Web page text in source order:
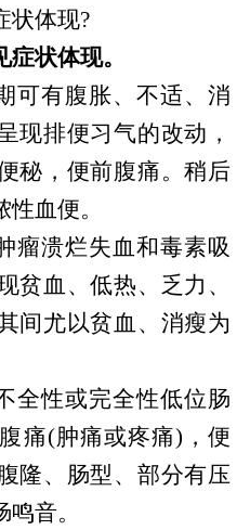
状体现?
状体现。
可有腹胀、不适、消
现排便习气的改动，
秘，便前腹痛。稍后
血便。
瘤溃烂失血和毒素吸
贫血、低热、乏力、
间尤以贫血、消瘦为
全性或完全性低位肠
痛(肿痛或疼痛)，便
隆、肠型、部分有压
音。